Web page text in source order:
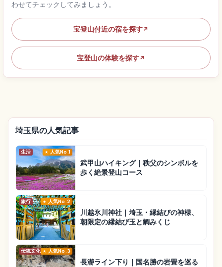
わせてチェックしてみましょう。
宝登山付近の宿を探す↗
宝登山の体験を探す↗
埼玉県の人気記事
生活 人気No.1
武甲山ハイキング｜秩父のシンボルを
歩く絶景登山コース
旅行 人気No.2
川越氷川神社｜埼玉・縁結びの神様、
朝限定の縁結び玉と鯛みくじ
伝統文化 人気No.3
長瀞ライン下り｜国名勝の岩畳を巡る